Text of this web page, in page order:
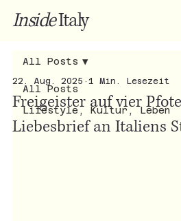
InsideItaly
All Posts
Lifestyle, Kultur, Leben
All Posts
Freigeister auf vier
Liebesbrief an Italiens
22. Aug. 2025 1 Min. Lesezeit